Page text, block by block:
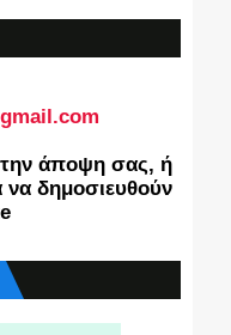
την άποψη σας, ή
να δημοσιευθούν